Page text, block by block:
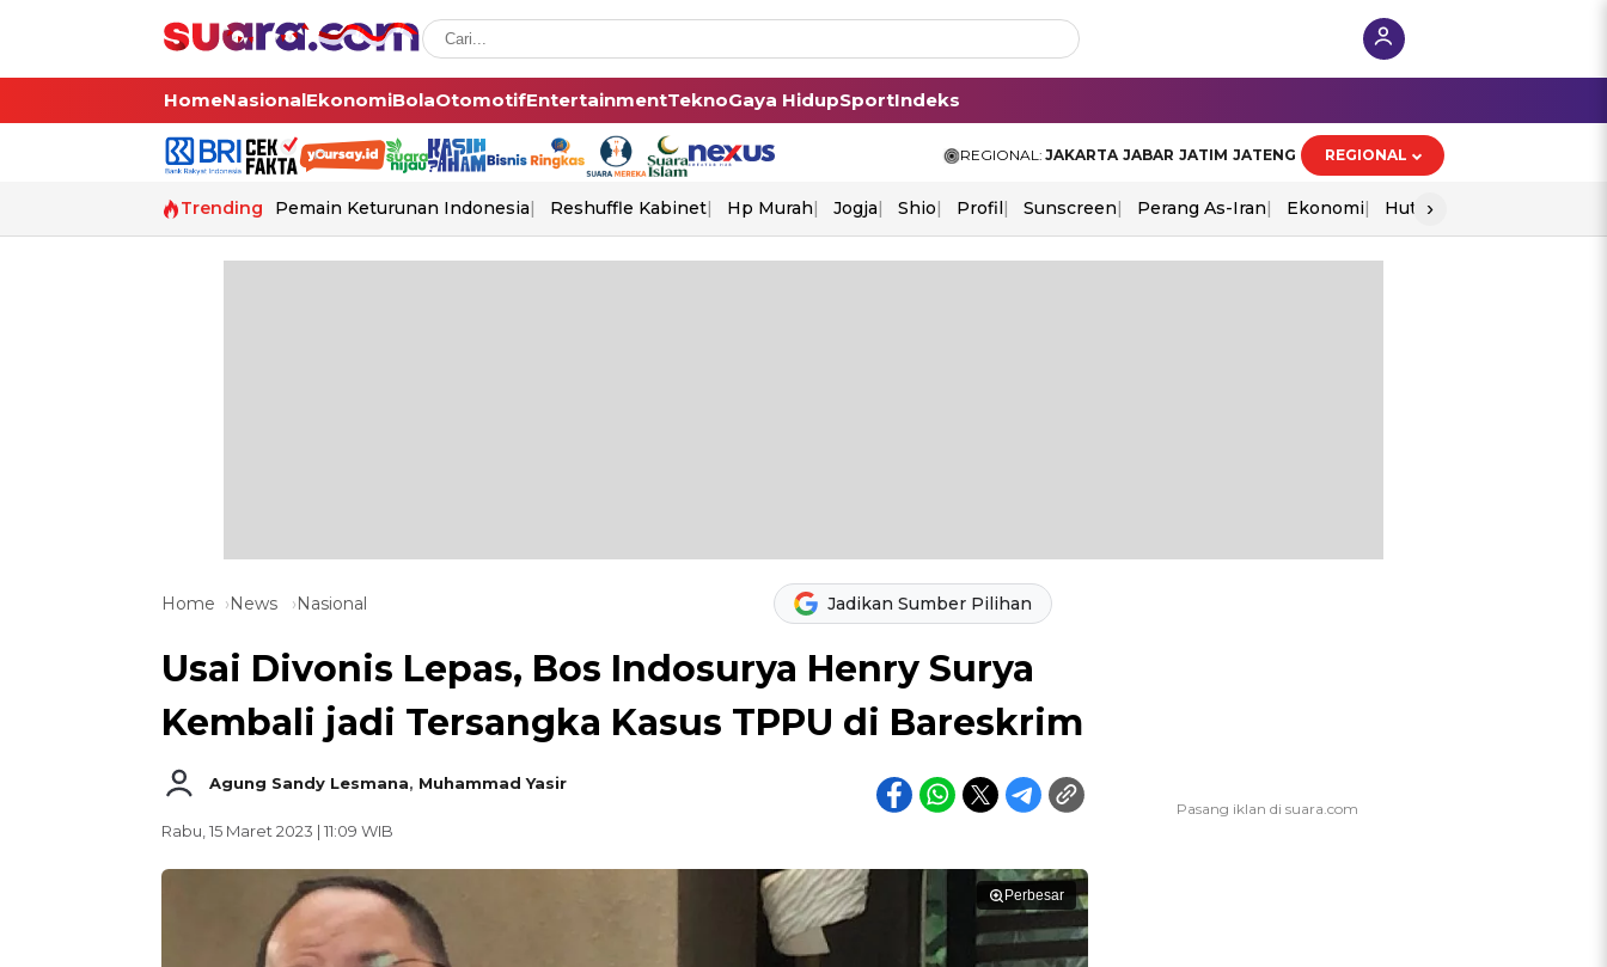
HomeNasionalEkonomiBolaOtomotifEntertainmentTeknoGaya HidupSportIndeks
REGIONAL: JAKARTA JABAR JATIM JATENG REGIONAL
Trending Pemain Keturunan Indonesia Reshuffle Kabinet Hp Murah Jogja Shio Profil Sunscreen Perang As-Iran Ekonomi Hut Ri
›
Home News Nasional Jadikan Sumber Pilihan
Usai Divonis Lepas, Bos Indosurya Henry Surya
Kembali jadi Tersangka Kasus TPPU di Bareskrim
Agung Sandy Lesmana, Muhammad Yasir
Rabu, 15 Maret 2023 | 11:09 WIB
Perbesar